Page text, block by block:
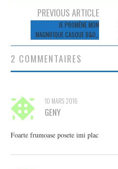
Navigation
articles
PREVIOUS ARTICLE
JE PROMÈNE MON
MAGNIFIQUE CASQUE B&O…
2 COMMENTAIRES
10 MARS 2016
GENY
Foarte frumoase posete imi plac